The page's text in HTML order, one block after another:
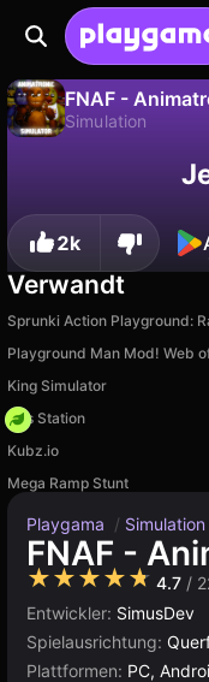
FNAF -
Simulation
2k
Verwandt
King Simulator
Gas Station
Kubz.io
Mega Ramp Stunt
Playgama / Simulation
FNAF -
★★★★★ 4.7 /
Entwickler: SimusDev
Spielausrichtung:
Plattformen: PC,